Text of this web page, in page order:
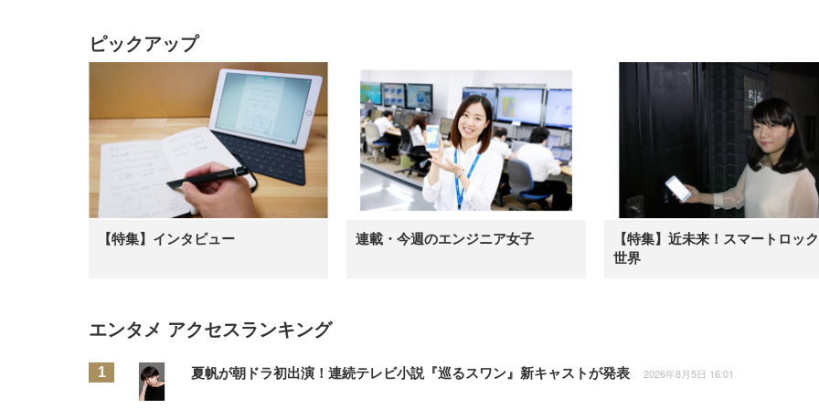
ピックアップ
【特集】インタビュー 連載・今週のエンジニア女子
【特集】近未来！スマートロッ
世界
エンタメ アクセスランキング
夏帆が朝ドラ初出演！連続テレビ小説『巡るスワン』新キャストが発表 2026年8月5日 16:01